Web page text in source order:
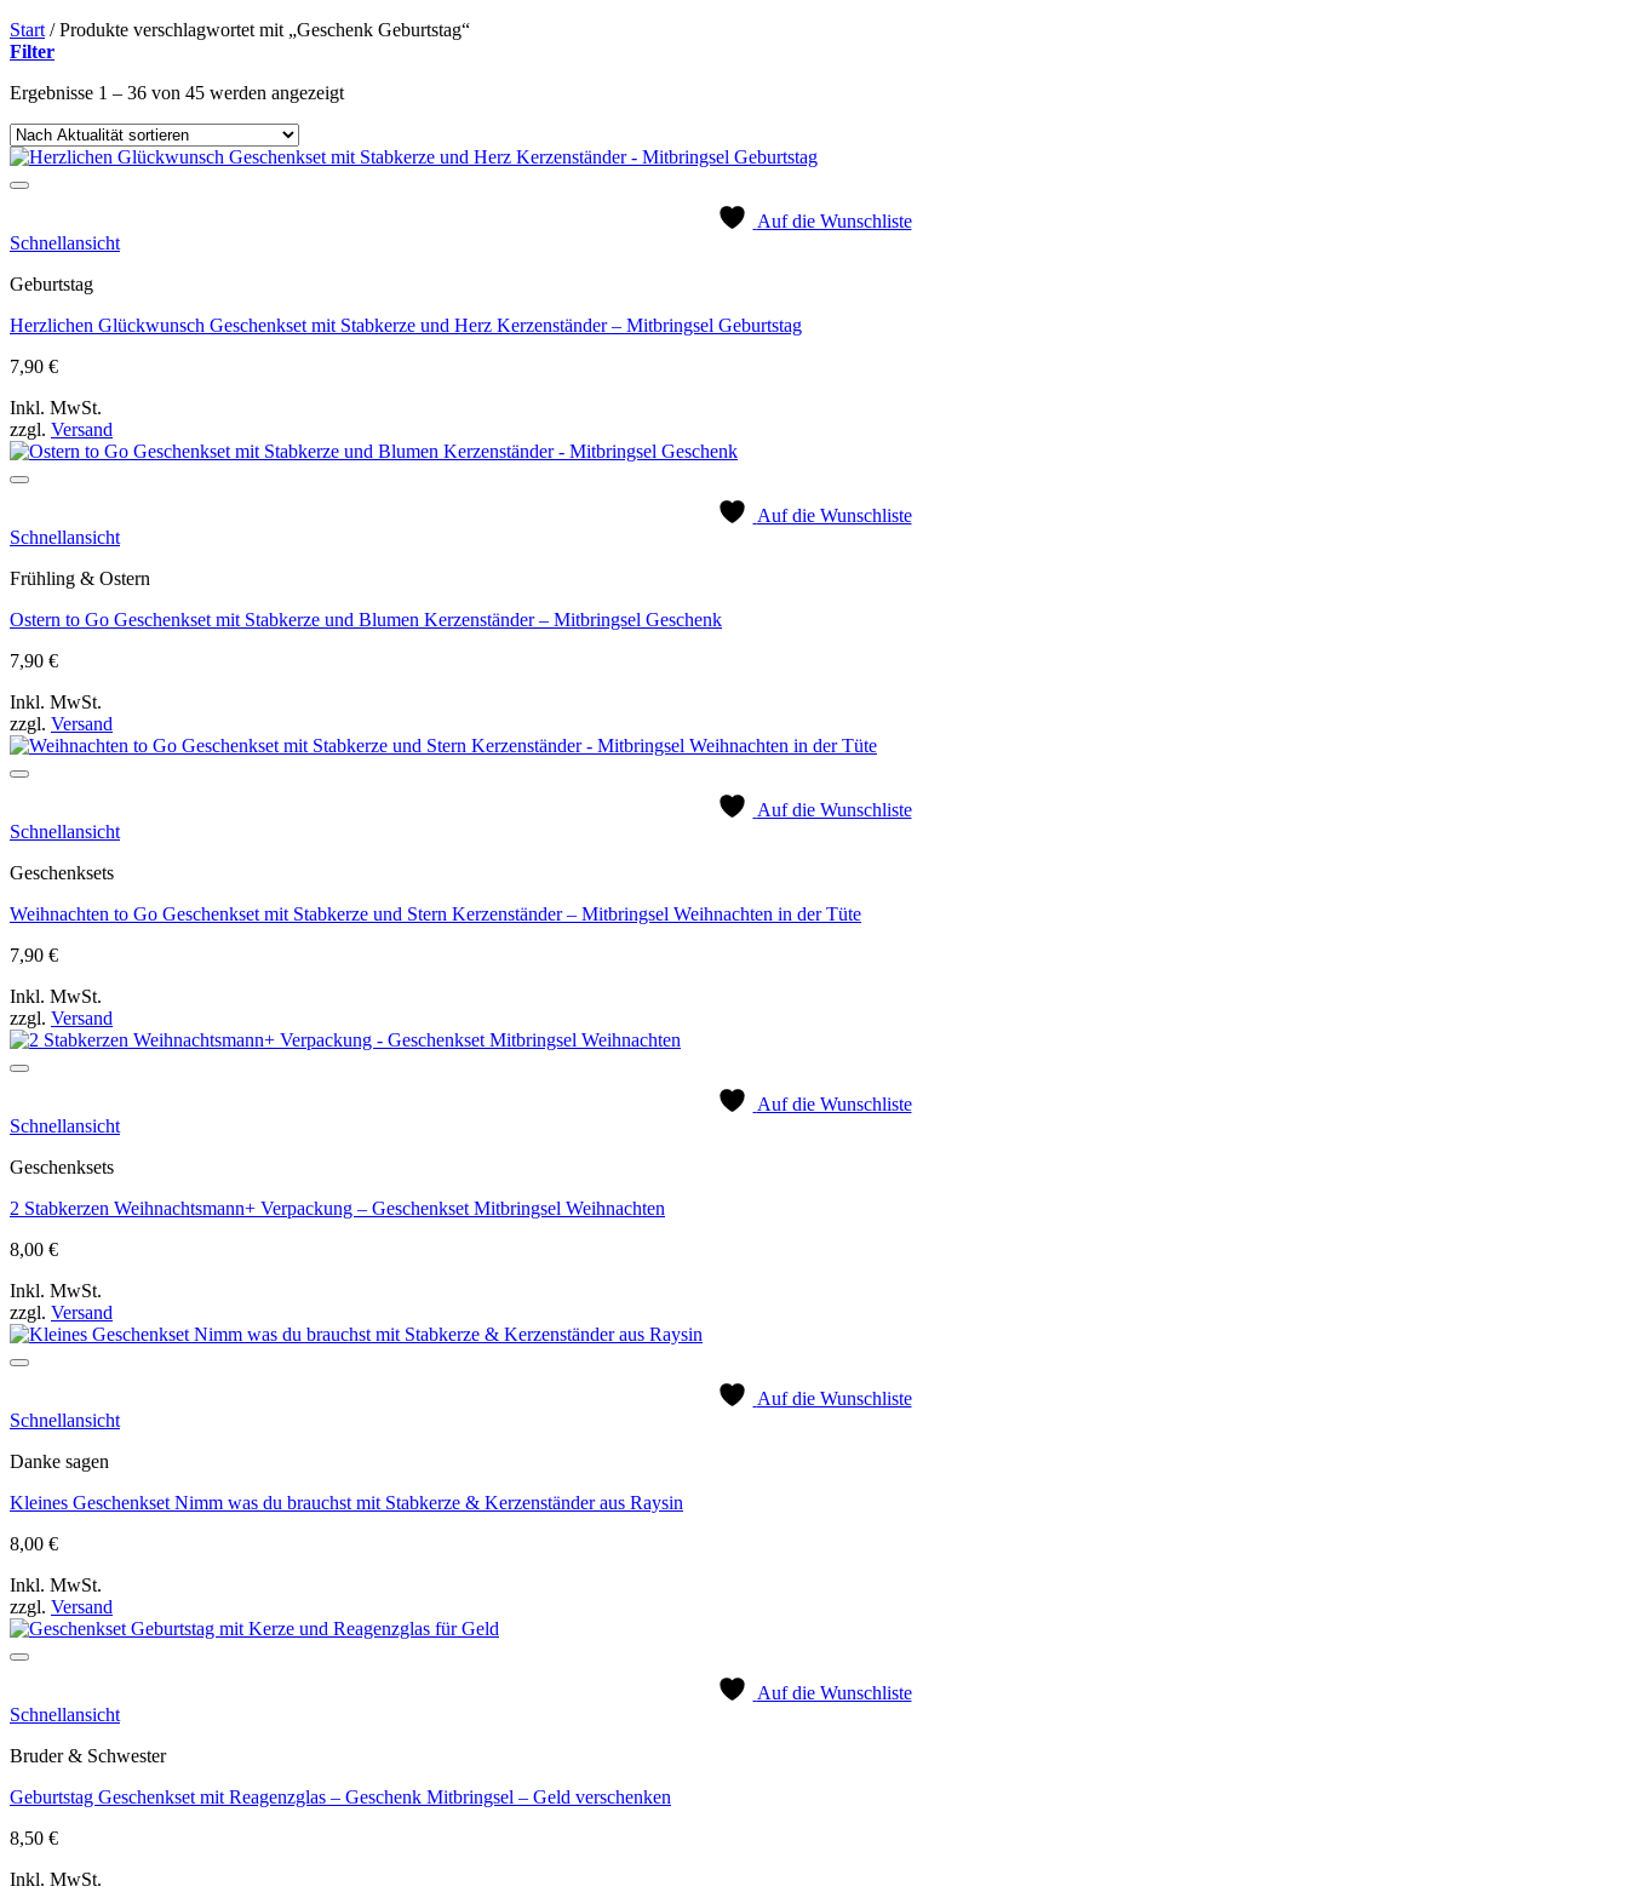
Start /Produkte verschlagwortet mit „Geschenk Geburtstag“
Filter
Ergebnisse 1 – 36 von 45 werden angezeigtNach
Auf die Wunschliste
Schnellansicht
Geburtstag
Herzlichen Glückwunsch Geschenkset mit Stabkerze und Herz Kerzenständer – Mitbringsel Geburtstag
7,90 €
Inkl. MwSt.
zzgl. Versand
Auf die Wunschliste
Schnellansicht
Frühling & Ostern
Ostern to Go Geschenkset mit Stabkerze und Blumen Kerzenständer – Mitbringsel Geschenk
7,90 €
Inkl. MwSt.
zzgl. Versand
Auf die Wunschliste
Schnellansicht
Geschenksets
Weihnachten to Go Geschenkset mit Stabkerze und Stern Kerzenständer – Mitbringsel Weihnachten in der Tüte
7,90 €
Inkl. MwSt.
zzgl. Versand
Auf die Wunschliste
Schnellansicht
Geschenksets
2 Stabkerzen Weihnachtsmann+ Verpackung – Geschenkset Mitbringsel Weihnachten
8,00 €
Inkl. MwSt.
zzgl. Versand
Auf die Wunschliste
Schnellansicht
Danke sagen
Kleines Geschenkset Nimm was du brauchst mit Stabkerze & Kerzenständer aus Raysin
8,00 €
Inkl. MwSt.
zzgl. Versand
Auf die Wunschliste
Schnellansicht
Bruder & Schwester
Geburtstag Geschenkset mit Reagenzglas – Geschenk Mitbringsel – Geld verschenken
8,50 €
Inkl. MwSt.